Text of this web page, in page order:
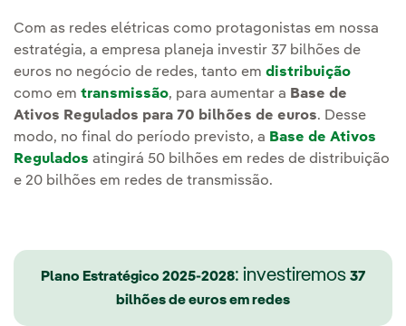
Com as redes elétricas como protagonistas em nossa
estratégia, a empresa planeja investir 37 bilhões de
euros no negócio de redes, tanto em distribuição
como em transmissão, para aumentar a Base de
Ativos Regulados para 70 bilhões de euros. Desse
modo, no final do período previsto, a Base de Ativos
Regulados atingirá 50 bilhões em redes de distribuição
e 20 bilhões em redes de transmissão.
Plano Estratégico 2025-2028: investiremos 37
bilhões de euros em redes